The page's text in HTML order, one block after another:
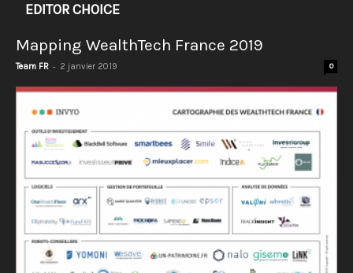
EDITOR CHOICE
Mapping WealthTech France 2019
Team FR - 2 janvier 2019 0